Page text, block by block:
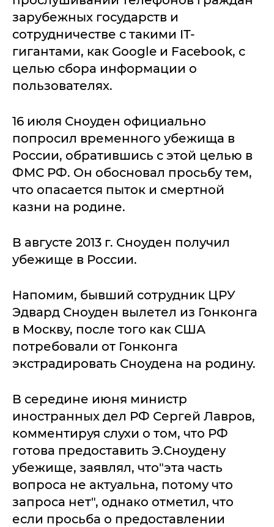
зарубежных государств и
сотрудничестве с такими IT-
гигантами, как Google и Facebook, с
целью сбора информации о
пользователях.
16 июля Сноуден официально
попросил временного убежища в
России, обратившись с этой целью в
ФМС РФ. Он обосновал просьбу тем,
что опасается пыток и смертной
казни на родине.
В августе 2013 г. Сноуден получил
убежище в России.
Напомим, бывший сотрудник ЦРУ
Эдвард Сноуден вылетел из Гонконга
в Москву, после того как США
потребовали от Гонконга
экстрадировать Сноудена на родину.
В середине июня министр
иностранных дел РФ Сергей Лавров,
комментируя слухи о том, что РФ
готова предоставить Э.Сноудену
убежище, заявлял, что"эта часть
вопроса не актуальна, потому что
запроса нет", однако отметил, что
если просьба о предоставлении